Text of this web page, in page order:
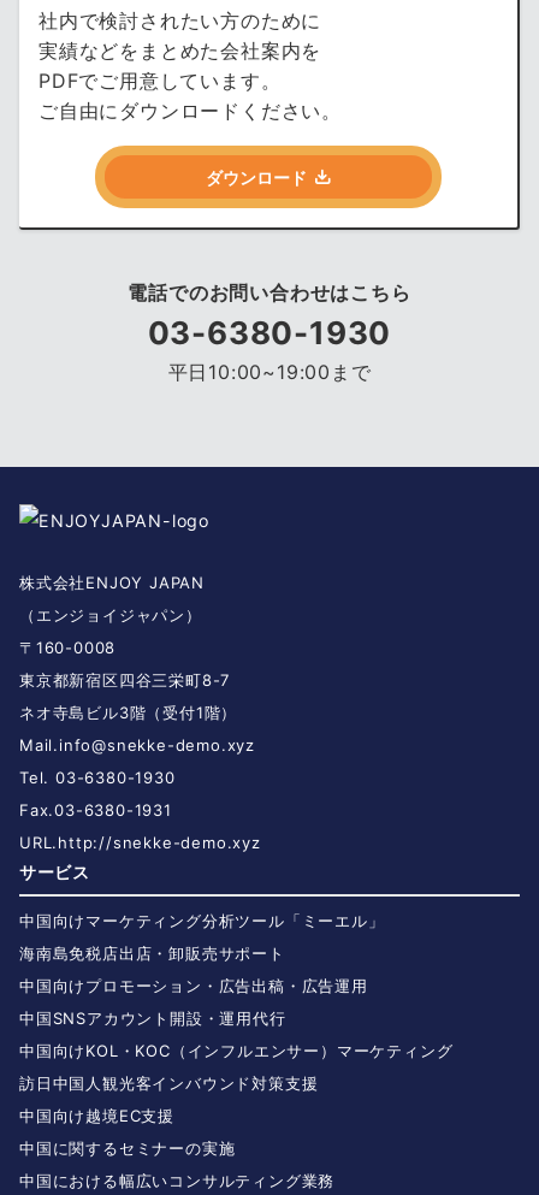
社内で検討されたい方のために
実績などをまとめた会社案内を
PDFでご用意しています。
ご自由にダウンロードください。
ダウンロード
電話でのお問い合わせはこちら
03-6380-1930
平日10:00~19:00まで
株式会社ENJOY JAPAN
（エンジョイジャパン）
〒160-0008
東京都新宿区四谷三栄町8-7
ネオ寺島ビル3階（受付1階）
Mail.info@snekke-demo.xyz
Tel. 03-6380-1930
Fax.03-6380-1931
URL.http://snekke-demo.xyz
サービス
中国向けマーケティング分析ツール「ミーエル」
海南島免税店出店・卸販売サポート
中国向けプロモーション・広告出稿・広告運用
中国SNSアカウント開設・運用代行
中国向けKOL・KOC（インフルエンサー）マーケティング
訪日中国人観光客インバウンド対策支援
中国向け越境EC支援
中国に関するセミナーの実施
中国における幅広いコンサルティング業務